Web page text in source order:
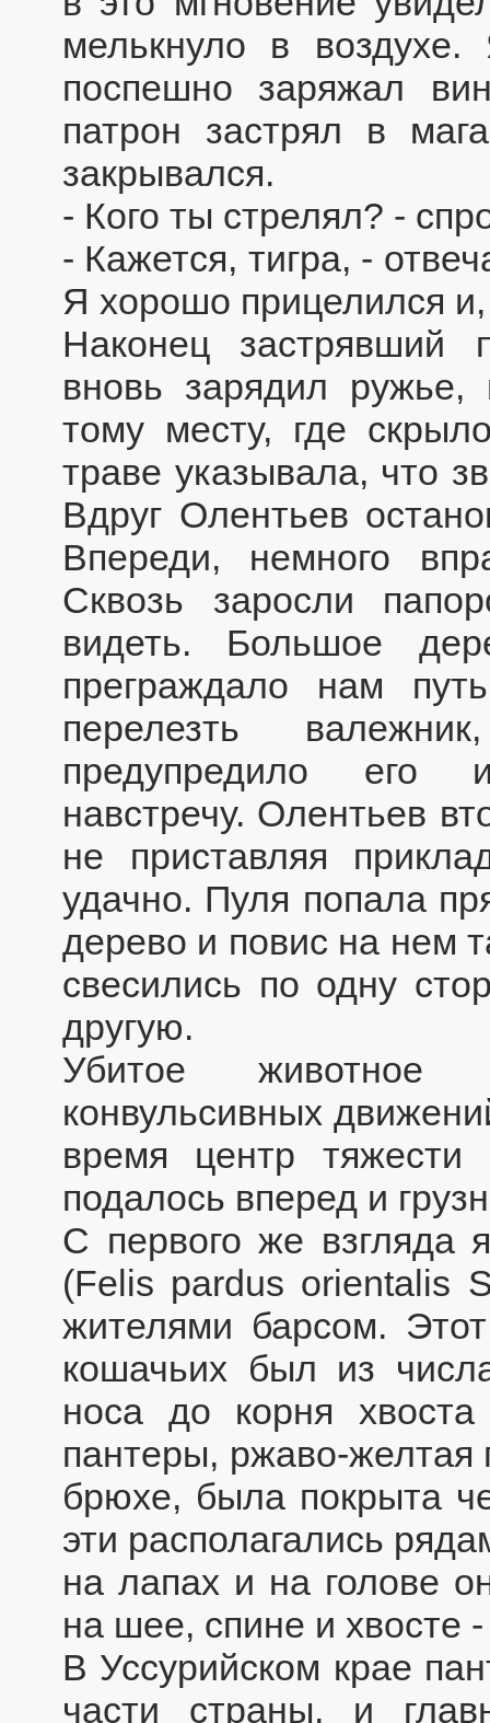
мелькнуло в
поспешно заряжал
патрон застрял в
закрывался.
- Кого ты стрелял? -
- Кажется, тигра, -
Я хорошо прицелился
Наконец застрявший
вновь зарядил
тому месту, где
траве указывала, что
Вдруг Олентьев
Впереди, немного
Сквозь заросли
видеть. Большое
преграждало нам
перелезть
предупредило его
навстречу. Олентьев
не приставляя
удачно. Пуля попала
дерево и повис на нем
свесились по одну
другую.
Убитое животное
конвульсивных
время центр тяжести
подалось вперед и
С первого же взгляда
(Felis pardus orientalis
жителями барсом.
кошачьих был из
носа до корня
пантеры, ржаво-желтая
брюхе, была покрыта
эти располагались
на лапах и на голове
на шее, спине и хвосте
В Уссурийском крае
части страны, и